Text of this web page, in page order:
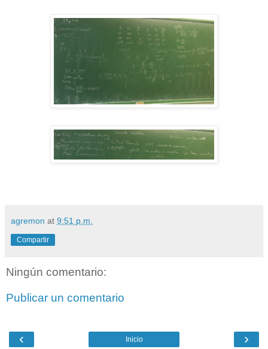
agremon at 9:51 p.m.
Compartir
Ningún comentario:
Publicar un comentario
‹ ›
Inicio